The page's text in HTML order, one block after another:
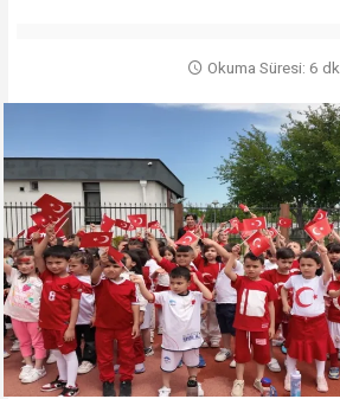
Okuma Süresi: 6 dk.